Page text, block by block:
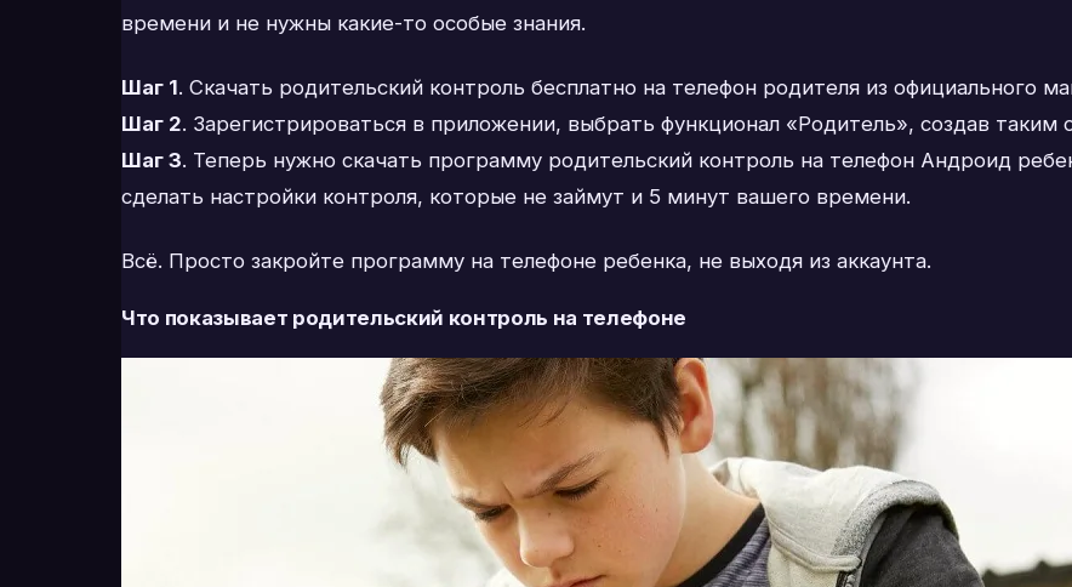
времени и не нужны какие-то особые знания.
Шаг 1. Скачать родительский контроль бесплатно на телефон родителя из официального
Шаг 2. Зарегистрироваться в приложении, выбрать функционал «Родитель», создав таким
Шаг 3. Теперь нужно скачать программу родительский контроль на телефон Андроид
сделать настройки контроля, которые не займут и 5 минут вашего времени.
Всё. Просто закройте программу на телефоне ребенка, не выходя из аккаунта.
Что показывает родительский контроль на телефоне